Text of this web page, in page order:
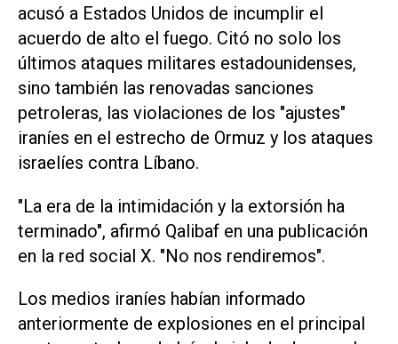
acusó a Estados Unidos de incumplir el
acuerdo de alto el fuego. Citó ⁠no solo los
últimos ataques militares estadounidenses,
sino también las renovadas sanciones
petroleras, las violaciones de los "ajustes"
iraníes en el estrecho de Ormuz y los ataques
israelíes contra Líbano.
"La era de la intimidación y la extorsión ha
terminado", afirmó Qalibaf en una publicación
en la red social X. "No nos rendiremos".
Los medios iraníes habían informado
anteriormente de explosiones en el principal